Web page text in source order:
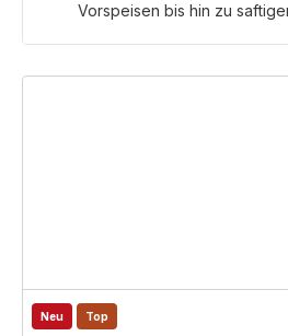
Vorspeisen bis hin zu
Neu Top